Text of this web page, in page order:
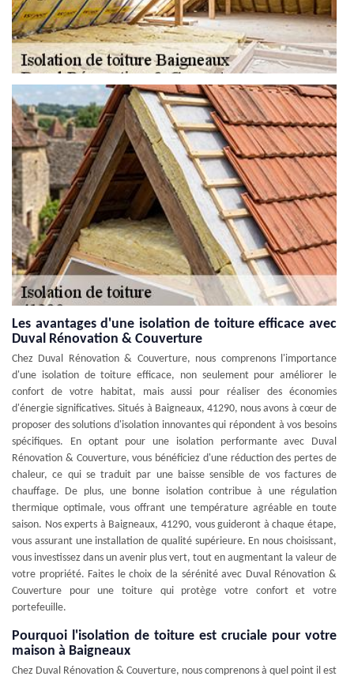
Les avantages d'une isolation de toiture efficace avec
Duval Rénovation & Couverture
Chez Duval Rénovation & Couverture, nous comprenons l'importance
d'une isolation de toiture efficace, non seulement pour améliorer le
confort de votre habitat, mais aussi pour réaliser des économies
d'énergie significatives. Situés à Baigneaux, 41290, nous avons à cœur de
proposer des solutions d'isolation innovantes qui répondent à vos besoins
spécifiques. En optant pour une isolation performante avec Duval
Rénovation & Couverture, vous bénéficiez d'une réduction des pertes de
chaleur, ce qui se traduit par une baisse sensible de vos factures de
chauffage. De plus, une bonne isolation contribue à une régulation
thermique optimale, vous offrant une température agréable en toute
saison. Nos experts à Baigneaux, 41290, vous guideront à chaque étape,
vous assurant une installation de qualité supérieure. En nous choisissant,
vous investissez dans un avenir plus vert, tout en augmentant la valeur de
votre propriété. Faites le choix de la sérénité avec Duval Rénovation &
Couverture pour une toiture qui protège votre confort et votre
portefeuille.
Pourquoi l'isolation de toiture est cruciale pour votre
maison à Baigneaux
Chez Duval Rénovation & Couverture, nous comprenons à quel point il est